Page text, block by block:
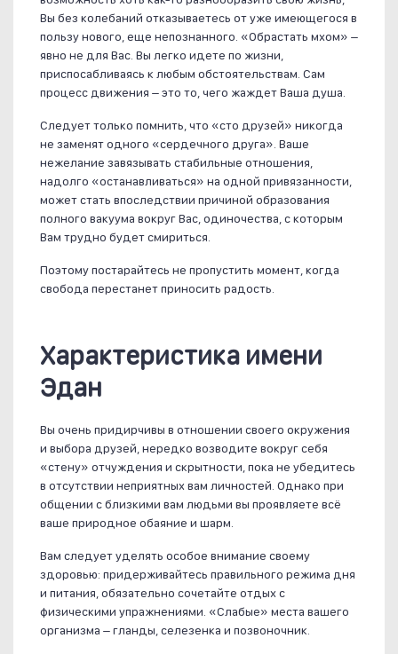
Вы без колебаний отказываетесь от уже имеющегося в
пользу нового, еще непознанного. «Обрастать мхом» –
явно не для Вас. Вы легко идете по жизни,
приспосабливаясь к любым обстоятельствам. Сам
процесс движения – это то, чего жаждет Ваша душа.
Следует только помнить, что «сто друзей» никогда
не заменят одного «сердечного друга». Ваше
нежелание завязывать стабильные отношения,
надолго «останавливаться» на одной привязанности,
может стать впоследствии причиной образования
полного вакуума вокруг Вас, одиночества, с которым
Вам трудно будет смириться.
Поэтому постарайтесь не пропустить момент, когда
свобода перестанет приносить радость.
Характеристика имени
Эдан
Вы очень придирчивы в отношении своего окружения
и выбора друзей, нередко возводите вокруг себя
«стену» отчуждения и скрытности, пока не убедитесь
в отсутствии неприятных вам личностей. Однако при
общении с близкими вам людьми вы проявляете всё
ваше природное обаяние и шарм.
Вам следует уделять особое внимание своему
здоровью: придерживайтесь правильного режима дня
и питания, обязательно сочетайте отдых с
физическими упражнениями. «Слабые» места вашего
организма – гланды, селезенка и позвоночник.